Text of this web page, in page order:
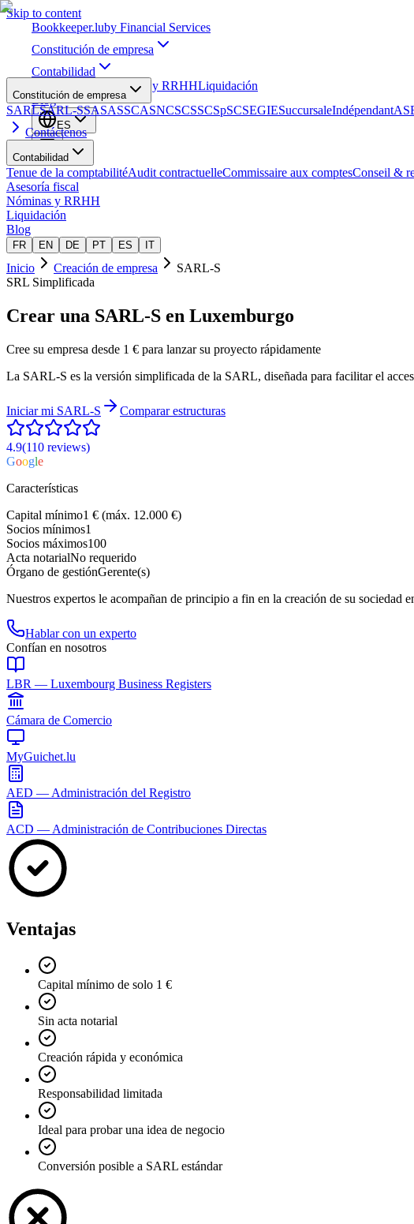
Skip to content
Bookkeeper.luby Financial Services
Constitución de empresa
Contabilidad
Nóminas y RRHHLiquidación
Blog
ES
Constitución de empresa
SARLSARL-SSASASSCASNCSCSSCSpSCSEGIESuccursaleIndépendant
Contáctenos
Contabilidad
Tenue de la comptabilitéAudit contractuelleCommissaire aux comptesConseil &
Asesoría fiscal
Nóminas y RRHH
Liquidación
Blog
FR EN DE PT ES IT
Inicio Creación de empresa
SARL-S
SRL Simplificada
Crear una SARL-S en Luxemburgo
Cree su empresa desde 1 € para lanzar su proyecto rápidamente
La SARL-S es la versión simplificada de la SARL, diseñada para facilitar el
Iniciar mi SARL-S Comparar estructuras
4.9(110 reviews)
Google
Características
Capital mínimo1 € (máx. 12.000 €)
Socios mínimos1
Socios máximos100
Acta notarialNo requerido
Órgano de gestiónGerente(s)
Nuestros expertos le acompañan de principio a fin en la creación de su sociedad
Hablar con un experto
Confían en nosotros
LBR — Luxembourg Business Registers
Cámara de Comercio
MyGuichet.lu
AED — Administración del Registro
ACD — Administración de Contribuciones Directas
Ventajas
Capital mínimo de solo 1 €
Sin acta notarial
Creación rápida y económica
Responsabilidad limitada
Ideal para probar una idea de negocio
Conversión posible a SARL estándar